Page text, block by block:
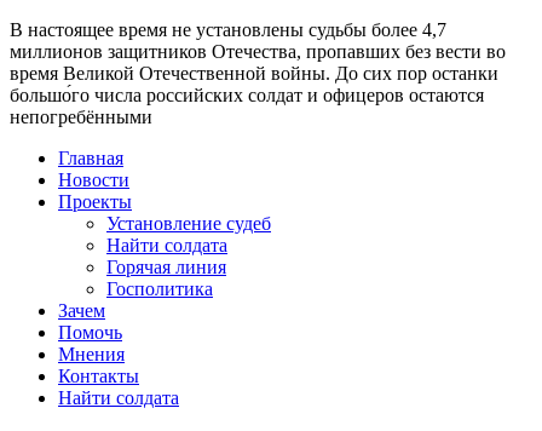
В настоящее время не установлены судьбы более 4,7
миллионов защитников Отечества, пропавших без вести во
время Великой Отечественной войны. До сих пор останки
большо́го числа российских солдат и офицеров остаются
непогребёнными
Главная
Новости
Проекты
Установление судеб
Найти солдата
Горячая линия
Госполитика
Зачем
Помочь
Мнения
Контакты
Найти солдата